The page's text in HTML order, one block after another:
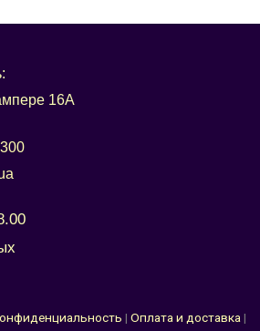
16А
| Оплата и доставка|